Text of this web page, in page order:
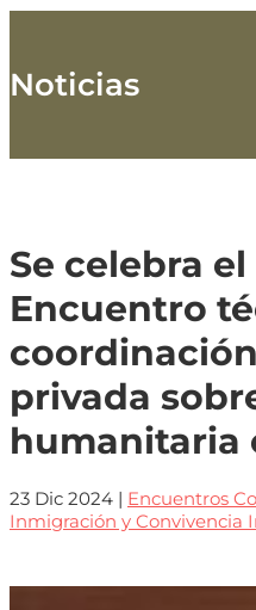
Noticias
Se celebra
Encuentro
privada
humanitaria
23 Dic 2024 | Encuentros
Inmigración y Convivencia